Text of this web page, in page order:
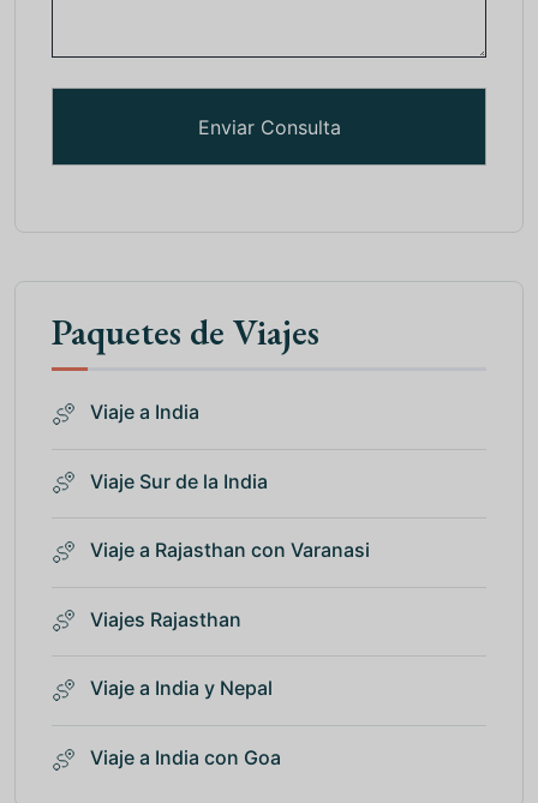
Paquetes de Viajes
Viaje a India
Viaje Sur de la India
Viaje a Rajasthan con Varanasi
Viajes Rajasthan
Viaje a India y Nepal
Viaje a India con Goa